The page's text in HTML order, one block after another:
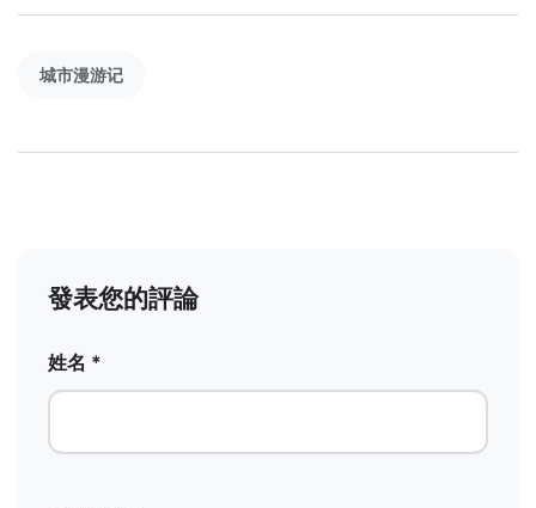
城市漫游记
發表您的評論
姓名 *